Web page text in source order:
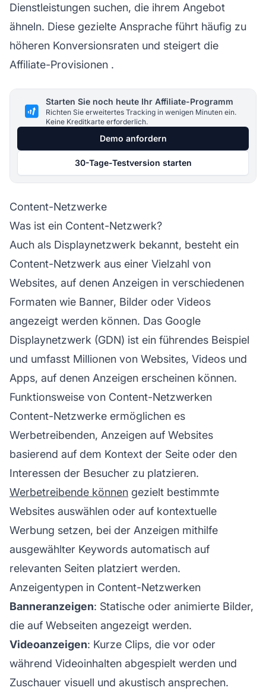
Dienstleistungen suchen, die ihrem Angebot
ähneln. Diese gezielte Ansprache führt häufig zu
höheren Konversionsraten und steigert die
Affiliate-Provisionen .
Starten Sie noch heute Ihr Affiliate-Programm
Richten Sie erweitertes Tracking in wenigen Minuten ein.
Keine Kreditkarte erforderlich.
Demo anfordern
30-Tage-Testversion starten
Content-Netzwerke
Was ist ein Content-Netzwerk?
Auch als Displaynetzwerk bekannt, besteht ein
Content-Netzwerk aus einer Vielzahl von
Websites, auf denen Anzeigen in verschiedenen
Formaten wie Banner, Bilder oder Videos
angezeigt werden können. Das Google
Displaynetzwerk (GDN) ist ein führendes Beispiel
und umfasst Millionen von Websites, Videos und
Apps, auf denen Anzeigen erscheinen können.
Funktionsweise von Content-Netzwerken
Content-Netzwerke ermöglichen es
Werbetreibenden, Anzeigen auf Websites
basierend auf dem Kontext der Seite oder den
Interessen der Besucher zu platzieren.
Werbetreibende können gezielt bestimmte
Websites auswählen oder auf kontextuelle
Werbung setzen, bei der Anzeigen mithilfe
ausgewählter Keywords automatisch auf
relevanten Seiten platziert werden.
Anzeigentypen in Content-Netzwerken
Banneranzeigen: Statische oder animierte Bilder,
die auf Webseiten angezeigt werden.
Videoanzeigen: Kurze Clips, die vor oder
während Videoinhalten abgespielt werden und
Zuschauer visuell und akustisch ansprechen.